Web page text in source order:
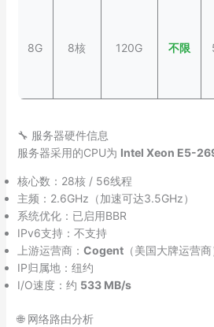
8G 8核 120G 不限
🔧 服务器硬件信息
服务器采用的CPU为 Intel Xeon E5-
核心数：28核 / 56线程
主频：2.6GHz（加速可达3.5GHz）
系统优化：已启用BBR
IPv6支持：不支持
上游运营商： Cogent（美国大牌运营商
IP归属地：纽约
I/O速度：约 533 MB/s
🌐 网络路由分析